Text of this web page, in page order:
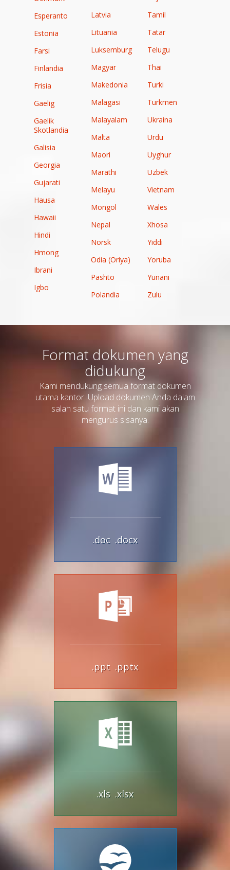
Esperanto
Estonia
Farsi
Finlandia
Frisia
Gaelig
Gaelik
Skotlandia
Galisia
Georgia
Gujarati
Hausa
Hawaii
Hindi
Hmong
Ibrani
Igbo
Latvia
Lituania
Luksemburg
Magyar
Makedonia
Malagasi
Malayalam
Malta
Maori
Marathi
Melayu
Mongol
Nepal
Norsk
Odia (Oriya)
Pashto
Polandia
Tamil
Tatar
Telugu
Thai
Turki
Turkmen
Ukraina
Urdu
Uyghur
Uzbek
Vietnam
Wales
Xhosa
Yiddi
Yoruba
Yunani
Zulu
Format dokumen yang
didukung
Kami mendukung semua format dokumen
utama kantor. Upload dokumen Anda dalam
salah satu format ini dan kami akan
mengurus sisanya.
.doc .docx
.ppt .pptx
.xls .xlsx